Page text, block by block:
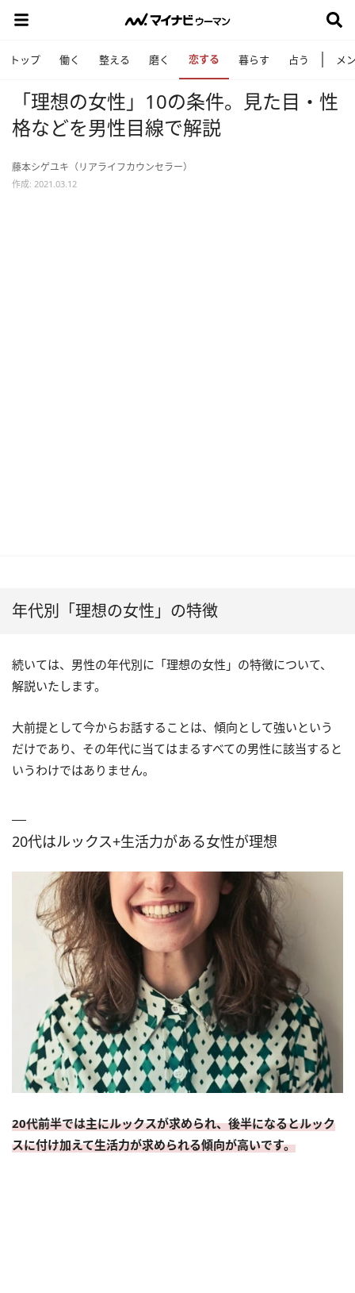
トップ 働く 整える 磨く 恋する 暮らす 占う メ
「理想の女性」10の条件。見た目・性
格などを男性目線で解説
藤本シゲユキ（リアライフカウンセラー）
作成: 2021.03.12
年代別「理想の女性」の特徴
続いては、男性の年代別に「理想の女性」の特徴について、
解説いたします。
大前提として今からお話することは、傾向として強いという
だけであり、その年代に当てはまるすべての男性に該当すると
いうわけではありません。
20代はルックス+生活力がある女性が理想
20代前半では主にルックスが求められ、後半になるとルック
スに付け加えて生活力が求められる傾向が高いです。